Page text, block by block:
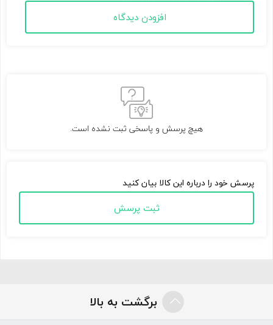
افزودن دیدگاه
هیچ پرسش و پاسخی ثبت نشده است.
پرسش خود را درباره این کالا بیان کنید
ثبت پرسش
برگشت به بالا